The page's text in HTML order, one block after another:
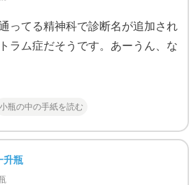
ってる精神科で診断名が追加され
ラム症だそうです。あーうん、な
小瓶の中の手紙を読む
升瓶